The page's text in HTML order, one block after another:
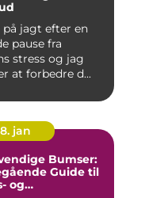
på jagt efter en
pause fra
stress og jag
at forbedre d...
jan
Bumser:
Guide til
og